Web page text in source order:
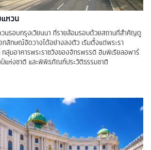
หวน
วนรอบกรุงเวียนนา ที่รายล้อมรอบด้วยสถานที่สำคัญดู
กลักษณ์จัดวางได้อย่างลงตัว เริ่มตั้งแต่พระรา
ลุ่มอาคารพระราชวังของจักรพรรดิ อิมพิเรียลอพาร์
แห่งชาติ และพิพิธภัณฑ์ประวัติธรรมชาติ